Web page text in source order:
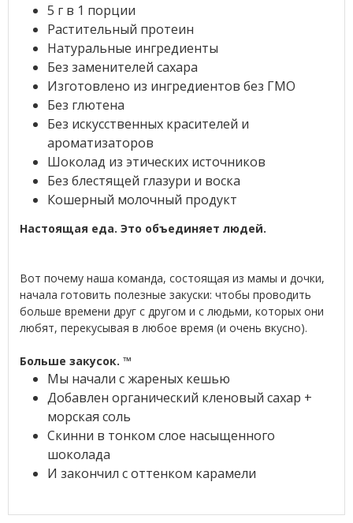
5 г в 1 порции
Растительный протеин
Натуральные ингредиенты
Без заменителей сахара
Изготовлено из ингредиентов без ГМО
Без глютена
Без искусственных красителей и
ароматизаторов
Шоколад из этических источников
Без блестящей глазури и воска
Кошерный молочный продукт
Настоящая еда. Это объединяет людей.
Вот почему наша команда, состоящая из мамы и дочки,
начала готовить полезные закуски: чтобы проводить
больше времени друг с другом и с людьми, которых они
любят, перекусывая в любое время (и очень вкусно).
Больше закусок. ™
Мы начали с жареных кешью
Добавлен органический кленовый сахар +
морская соль
Скинни в тонком слое насыщенного
шоколада
И закончил с оттенком карамели